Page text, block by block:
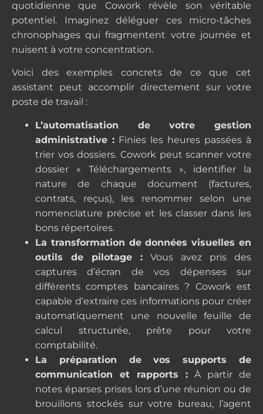
quotidienne que Cowork révèle son véritable
potentiel. Imaginez déléguer ces micro-tâches
chronophages qui fragmentent votre journée et
nuisent à votre concentration.
Voici des exemples concrets de ce que cet
assistant peut accomplir directement sur votre
poste de travail :
L’automatisation de votre gestion
administrative : Finies les heures passées à
trier vos dossiers. Cowork peut scanner votre
dossier « Téléchargements », identifier la
nature de chaque document (factures,
contrats, reçus), les renommer selon une
nomenclature précise et les classer dans les
bons répertoires.
La transformation de données visuelles en
outils de pilotage : Vous avez pris des
captures d’écran de vos dépenses sur
différents comptes bancaires ? Cowork est
capable d’extraire ces informations pour créer
automatiquement une nouvelle feuille de
calcul structurée, prête pour votre
comptabilité.
La préparation de vos supports de
communication et rapports : À partir de
notes éparses prises lors d’une réunion ou de
brouillons stockés sur votre bureau, l’agent